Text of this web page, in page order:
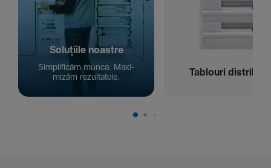
Solu­țiile noastre
Simpli­ficăm munca. Maxi­
mizăm rezul­ta­tele.
Tablouri